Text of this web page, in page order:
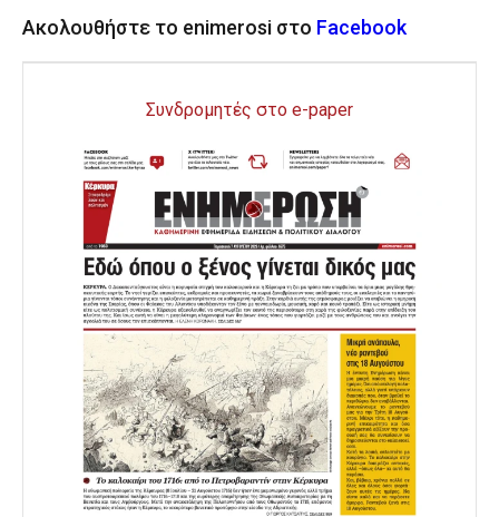
Ακολουθήστε το enimerosi στο Facebook
Συνδρομητές στο e-paper